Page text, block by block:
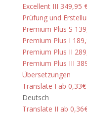
Excellent III 349,95
Prüfung und
Premium Plus S
Premium Plus I
Premium Plus II
Premium Plus III
Übersetzungen
Translate I ab
Deutsch
Translate II ab